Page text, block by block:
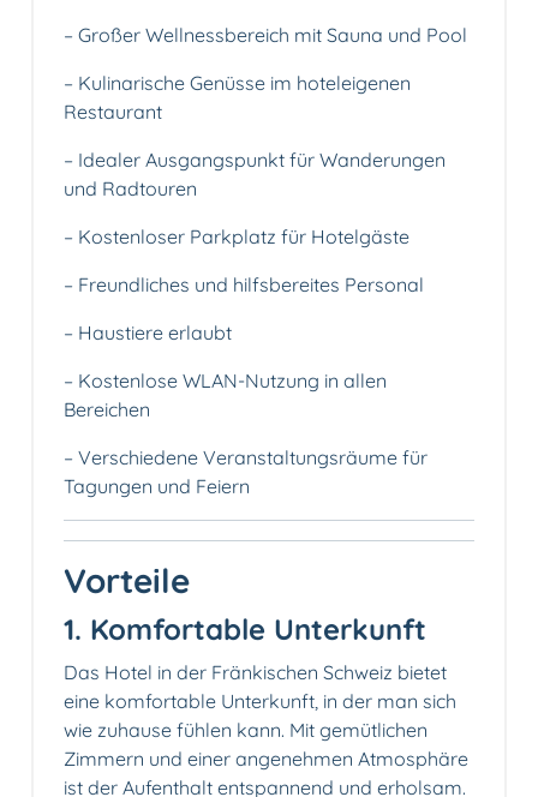
– Großer Wellnessbereich mit Sauna und Pool
– Kulinarische Genüsse im hoteleigenen
Restaurant
– Idealer Ausgangspunkt für Wanderungen
und Radtouren
– Kostenloser Parkplatz für Hotelgäste
– Freundliches und hilfsbereites Personal
– Haustiere erlaubt
– Kostenlose WLAN-Nutzung in allen
Bereichen
– Verschiedene Veranstaltungsräume für
Tagungen und Feiern
Vorteile
1. Komfortable Unterkunft
Das Hotel in der Fränkischen Schweiz bietet
eine komfortable Unterkunft, in der man sich
wie zuhause fühlen kann. Mit gemütlichen
Zimmern und einer angenehmen Atmosphäre
ist der Aufenthalt entspannend und erholsam.